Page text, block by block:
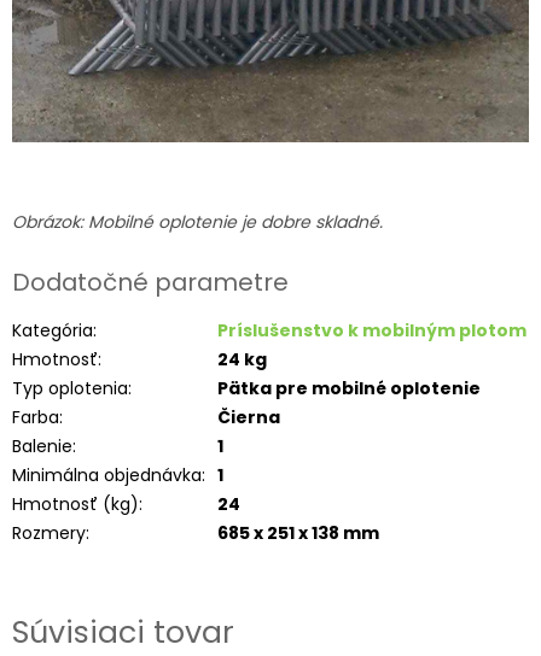
Obrázok: Mobilné oplotenie je dobre skladné.
Dodatočné parametre
Kategória:
Príslušenstvo k mobilným plotom
Hmotnosť:
24 kg
Typ oplotenia:
Pätka pre mobilné oplotenie
Farba:
Čierna
Balenie:
1
Minimálna objednávka: 1
Hmotnosť (kg):
24
Rozmery: 685 x 251 x 138 mm
Súvisiaci tovar